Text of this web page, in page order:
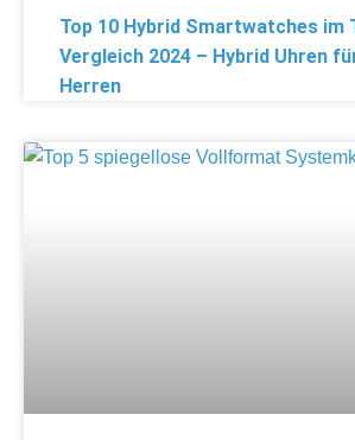
Top 10 Hybrid Smartwatches im
Vergleich 2024 – Hybrid Uhren
Herren